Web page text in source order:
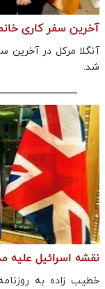
آخرین سفر کاری
آنگلا مرکل در آخرین
شد.
نقشه اسرائیل
خطیب زاده به